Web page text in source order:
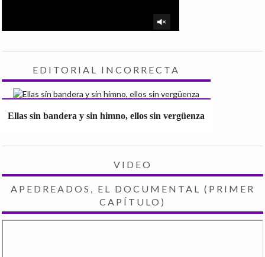
EDITORIAL INCORRECTA
Ellas sin bandera y sin himno, ellos sin vergüenza
VIDEO
APEDREADOS, EL DOCUMENTAL (PRIMER
CAPÍTULO)